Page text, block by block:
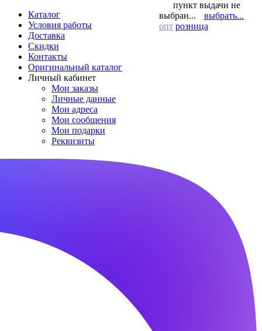
Каталог
Условия работы
Доставка
Скидки
Контакты
Оригинальный каталог
Личный кабинет
Мои заказы
Личные данные
Мои адреса
Мои сообщения
Мои подарки
Реквизиты
пункт выдачи не
выбран...
выбрать...
опт розница